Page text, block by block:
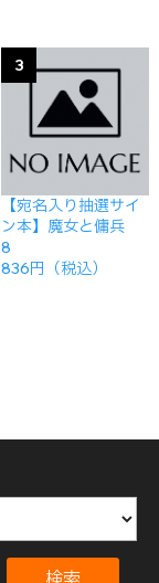
3
【宛名入り抽選サイ
ン本】魔女と傭兵
8
836円（税込）